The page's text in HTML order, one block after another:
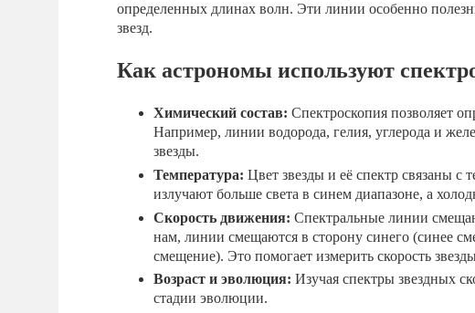
определенных длинах волн. Эти линии особенно
звезд.
Как астрономы используют
Химический состав: Спектроскопия позволяет
Например, линии водорода, гелия, углерода и
звезды.
Температура: Цвет звезды и её спектр связаны с
излучают больше света в синем диапазоне, а
Скорость движения: Спектральные линии
нам, линии смещаются в сторону синего (синее
смещение). Это помогает измерить скорость
Возраст и эволюция: Изучая спектры звездных
стадии эволюции.